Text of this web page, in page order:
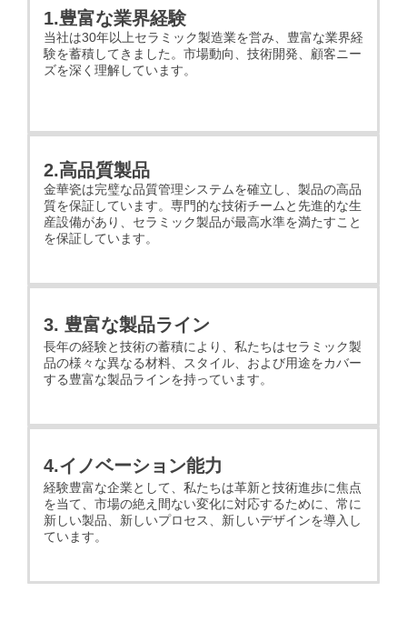
1.豊富な業界経験
当社は30年以上セラミック製造業を営み、豊富な業界経
験を蓄積してきました。市場動向、技術開発、顧客ニー
ズを深く理解しています。
2.高品質製品
金華瓷は完璧な品質管理システムを確立し、製品の高品
質を保証しています。専門的な技術チームと先進的な生
産設備があり、セラミック製品が最高水準を満たすこと
を保証しています。
3. 豊富な製品ライン
長年の経験と技術の蓄積により、私たちはセラミック製
品の様々な異なる材料、スタイル、および用途をカバー
する豊富な製品ラインを持っています。
4.イノベーション能力
経験豊富な企業として、私たちは革新と技術進歩に焦点
を当て、市場の絶え間ない変化に対応するために、常に
新しい製品、新しいプロセス、新しいデザインを導入し
ています。